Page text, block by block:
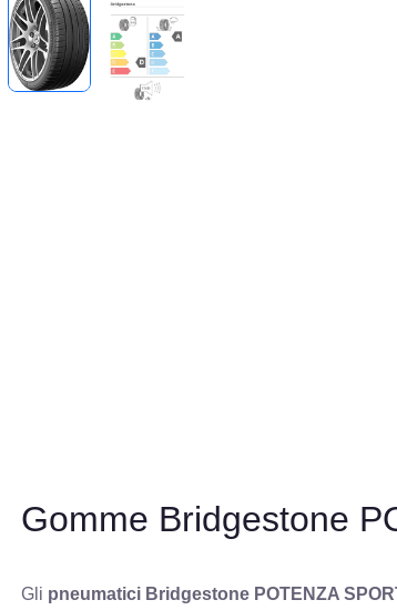
Gomme Bridgestone
Gli pneumatici Bridgestone POTENZA